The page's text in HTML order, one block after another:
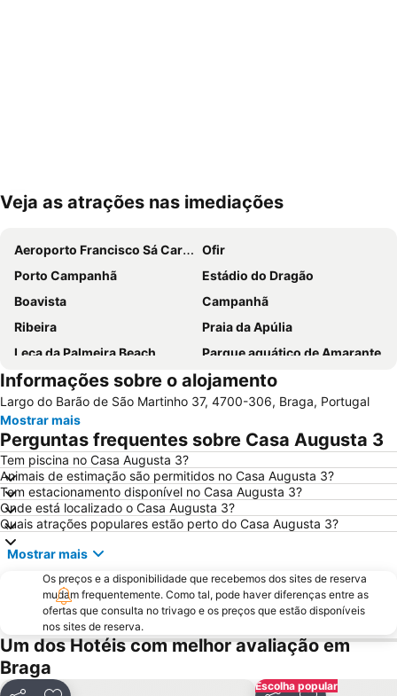
Ampliar mapa
Veja as atrações nas imediações
Aeroporto Francisco Sá Carneiro
Ofir
Porto Campanhã
Estádio do Dragão
Boavista
Campanhã
Ribeira
Praia da Apúlia
Leça da Palmeira Beach
Parque aquático de Amarante
Pavilhão Multiusos Gondomar
Cais de Gaia
Magikland
Pavilhão Rosa Mota
Praia de Moledo
Norteshopping
Rua Santa Catarina
Baixa
Centro Histórico do Porto
Casa da Música
Estação São Bento
Aver-o-Mar Beach
Santuário de São Bento da Porta Aberta
Parque Nacional da Peneda-Gerês
Matosinhos Beach
Aldeia Histórica de Soajo
Ponte Dom Luís I
da Póvoa de Varzim
Praia Fluvial de Vilar da Veiga
Vila Praia de Âncora
Edificio da Alfândega
Braga Parque
Mercado do Bolhão
Estádio Municipal de Braga - Estádio AXA
Aldeia Rural Preservada de Quintandona
Informações sobre o alojamento
Largo do Barão de São Martinho 37, 4700-306, Braga, Portugal
Mostrar mais
Perguntas frequentes sobre Casa Augusta 3
Tem piscina no Casa Augusta 3?
Animais de estimação são permitidos no Casa Augusta 3?
Tem estacionamento disponível no Casa Augusta 3?
Onde está localizado o Casa Augusta 3?
Quais atrações populares estão perto do Casa Augusta 3?
Mostrar mais
Os preços e a disponibilidade que recebemos dos sites de reserva
mudam frequentemente. Como tal, pode haver diferenças entre as
ofertas que consulta no trivago e os preços que estão disponíveis
nos sites de reserva.
Um dos Hotéis com melhor avaliação em
Braga
Escolha popular